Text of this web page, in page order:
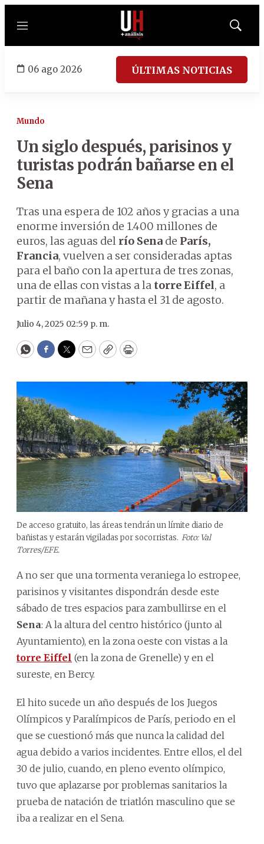
Menú
Mostrar
06 ago 2026 ÚLTIMAS NOTICIAS
Mundo
Un siglo después, parisinos y
turistas podrán bañarse en el
Sena
Tras una espera de 102 años y gracias a una
enorme inversión de 1.400 millones de
euros, las aguas del río Sena de París,
Francia, vuelven a ser consideradas aptas
para el baño con la apertura de tres zonas,
una de ellas con vistas a la torre Eiffel, a
partir de mañana y hasta el 31 de agosto.
Julio 4, 2025 02:59 p. m.
WhatsApp
Facebook
Twitter
EmailCopyPrint
De acceso gratuito, las áreas tendrán un límite diario de
bañistas y estarán vigiladas por socorristas. Foto: Val
Torres/EFE.
A no ser que una tormenta veraniega lo estropee,
parisinos y visitantes dispondrán desde este
sábado de tres espacios para zambullirse en el
Sena: A la altura del centro histórico (junto al
Ayuntamiento), en la zona oeste con vistas a la
torre Eiffel (en la zona de Grenelle) y en el
sureste, en Bercy.
El hito sucede un año después de los Juegos
Olímpicos y Paralímpicos de París, periodo en el
que se cuestionó más que nunca la calidad del
agua debido a varios incidentes. Entre ellos, el del
30 de julio, cuando, en pleno evento olímpico,
tuvo que aplazarse por problemas sanitarios la
prueba de natación de triatlón masculino que se
iba a realizar en el Sena.